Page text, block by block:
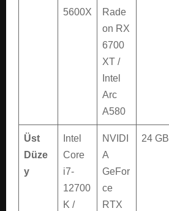
5600X
Rade
on RX
6700
XT /
Intel
Arc
A580
Üst
Düze
y
Intel
Core
i7-
12700
K /
NVIDI
A
GeFor
ce
RTX
24 GB